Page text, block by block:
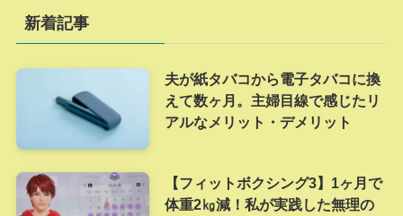
新着記事
夫が紙タバコから電子タバコに換
えて数ヶ月。主婦目線で感じたリ
アルなメリット・デメリット
【フィットボクシング3】1ヶ月で
体重2㎏減！私が実践した無理の